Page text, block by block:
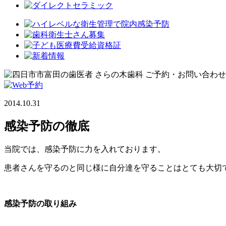
2014.10.31
感染予防の徹底
当院では、感染予防に力を入れております。
患者さんを守るのと同じ様に自分達を守ることはとても大切
感染予防の取り組み